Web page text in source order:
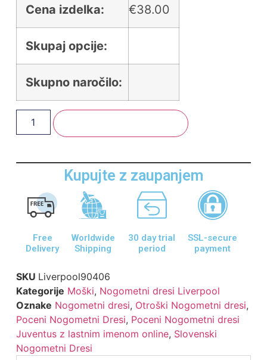
Cena izdelka: €38.00
Skupaj opcije:
Skupno naročilo:
Kupujte z zaupanjem
Free
Delivery
Worldwide
Shipping
30 day trial
period
SSL-secure
payment
SKU Liverpool90406
Kategorije Moški, Nogometni dresi Liverpool
Oznake Nogometni dresi, Otroški Nogometni dresi,
Poceni Nogometni Dresi, Poceni Nogometni dresi
Juventus z lastnim imenom online, Slovenski
Nogometni Dresi